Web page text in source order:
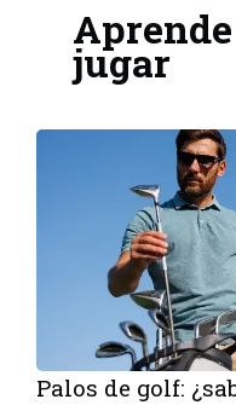
jugar
Palos de golf: